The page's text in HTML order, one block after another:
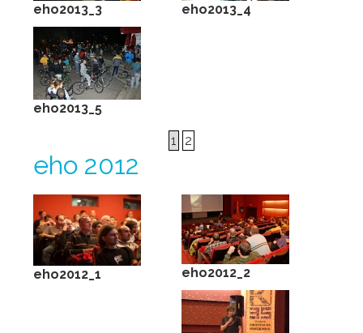
eho2013_3 eho2013_4
eho2013_5
1 2
eho 2012
eho2012_1 eho2012_2